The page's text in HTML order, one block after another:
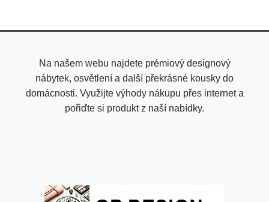
Na našem webu najdete prémiový designový
nábytek, osvětlení a další překrásné kousky do
domácnosti. Využijte výhody nákupu přes internet a
pořiďte si produkt z naší nabídky.